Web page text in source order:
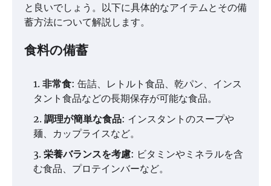
と良いでしょう。以下に具体的なアイテムとその備
蓄方法について解説します。
食料の備蓄
非常食: 缶詰、レトルト食品、乾パン、インス
タント食品などの長期保存が可能な食品。
調理が簡単な食品: インスタントのスープや
麺、カップライスなど。
栄養バランスを考慮: ビタミンやミネラルを含
む食品、プロテインバーなど。